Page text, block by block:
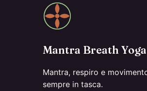
Mantra Breath
Mantra, respiro e
sempre in tasca.